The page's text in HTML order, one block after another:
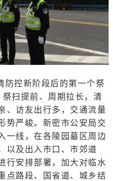
防控新阶段后的第一个祭
扫提前、周期拉长，清
、访友出行多，交通流量
势严峻。新密市公安局交
一线，在各陵园墓区周边
以及出入市口、市郊道
行安排部署，加大对临水
点路段、国省道、城乡结